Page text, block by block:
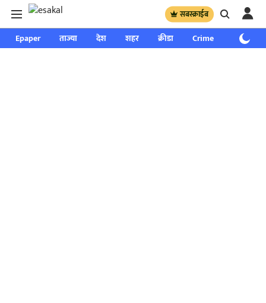
सबस्क्राईब
Epaper ताज्या देश शहर क्रीडा Crime साप्ताहिक